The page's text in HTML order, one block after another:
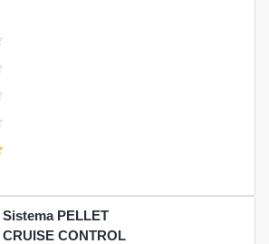
Sistema PELLET
CRUISE CONTROL